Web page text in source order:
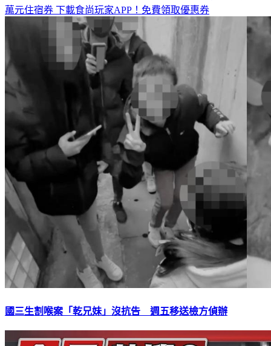
萬元住宿券 下載食尚玩家APP！免費領取優惠券
國三生割喉案「乾兄妹」沒抗告 週五移送檢方偵辦